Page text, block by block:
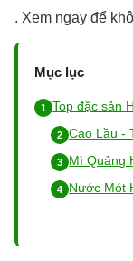
. Xem ngay để
Mục lục
Top đặc sản
Cao Lầu -
Mì Quảng
Nước Mót